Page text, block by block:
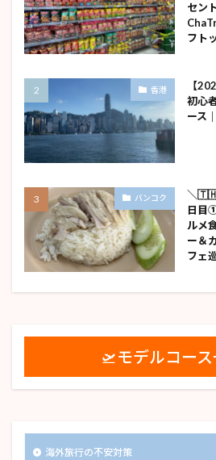
セン
フト
香港
【
初心
ース
バンコク
＼🇹🇭
日目
ルメ
ー＆
フェ
🛫モデルコース
海外旅行の不安対策